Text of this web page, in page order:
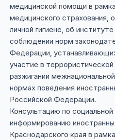
медицинской помощи в
медицинского страхования,
личной гигиене, об
соблюдении норм
Федерации,
участие в
разжигании
нормах поведения
Российской Федерации.
Консультацию по
информированию
Краснодарского края в